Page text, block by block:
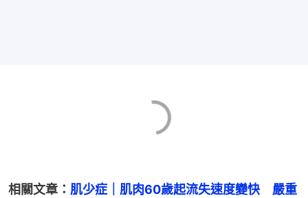
相關文章： 肌少症｜肌肉60歲起流失速度變快　嚴重